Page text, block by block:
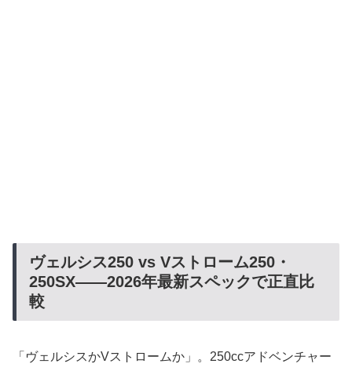
ヴェルシス250 vs Vストローム250・
250SX——2026年最新スペックで正直比
較
「ヴェルシスかVストロームか」。250ccアドベンチャー